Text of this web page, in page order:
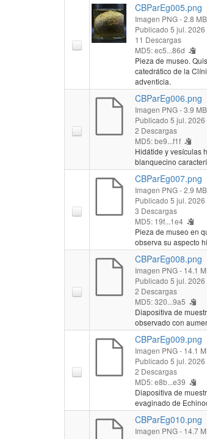
CBParEg005.png
Imagen PNG- 2.8 MB
Publicado 5 jul. 2026
11 Descargas
MD5: ec5...86d
Pieza de museo.
catedrático de la
adventicia.
CBParEg006.png
Imagen PNG- 3.9 MB
Publicado 5 jul. 2026
2 Descargas
MD5: be9...f1f
Hidátide y vesículas
blanquecino
CBParEg007.png
Imagen PNG- 2.9 MB
Publicado 5 jul. 2026
3 Descargas
MD5: 19f...1e4
Pieza de museo en
observa su aspecto
CBParEg008.png
Imagen PNG- 14.1
Publicado 5 jul. 2026
2 Descargas
MD5: 320...9a5
Diapositiva de
observado con
CBParEg009.png
Imagen PNG- 14.1
Publicado 5 jul. 2026
2 Descargas
MD5: e8b...e39
Diapositiva de
evaginado de
CBParEg010.png
Imagen PNG- 14.7